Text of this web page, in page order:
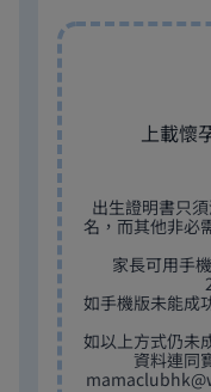
上載懷
出生證明書只
名，而其他非必
家長可用手
如手機版未能成
如以上方式仍未
資料連同